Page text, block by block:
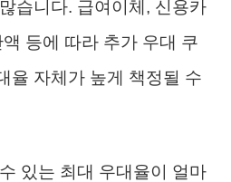
습니다. 급여이체, 신용카
등에 따라 추가 우대 쿠
율 자체가 높게 책정될 수
있는 최대 우대율이 얼마